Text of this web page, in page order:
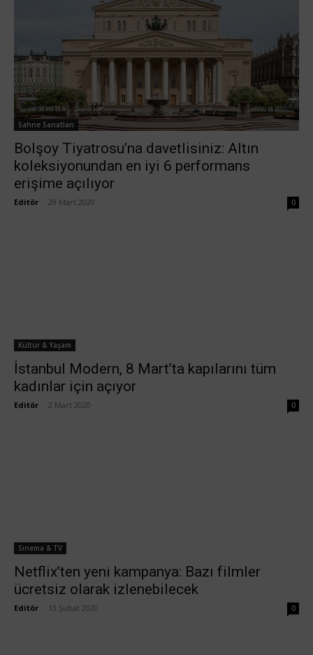
Sahne Sanatları
Bolşoy Tiyatrosu’na davetlisiniz: Altın
koleksiyonundan en iyi 6 performans
erişime açılıyor
Editör 29 Mart 2020 0
Kültür & Yaşam
İstanbul Modern, 8 Mart’ta kapılarını tüm
kadınlar için açıyor
Editör 2 Mart 2020 0
Sinema & TV
Netflix’ten yeni kampanya: Bazı filmler
ücretsiz olarak izlenebilecek
Editör 13 Şubat 2020 0